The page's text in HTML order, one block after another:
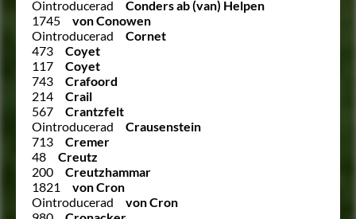
Ointroducerad
Conders ab (van) Helpen
1745
von Conowen
Ointroducerad
Cornet
473
Coyet
117
Coyet
743
Crafoord
214
Crail
567
Crantzfelt
Ointroducerad
Crausenstein
713
Cremer
48
Creutz
200
Creutzhammar
1821
von Cron
Ointroducerad
von Cron